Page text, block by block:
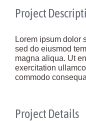
Project
Lorem ipsum dolor
sed do eiusmod
magna aliqua. Ut
exercitation
commodo
Project Details